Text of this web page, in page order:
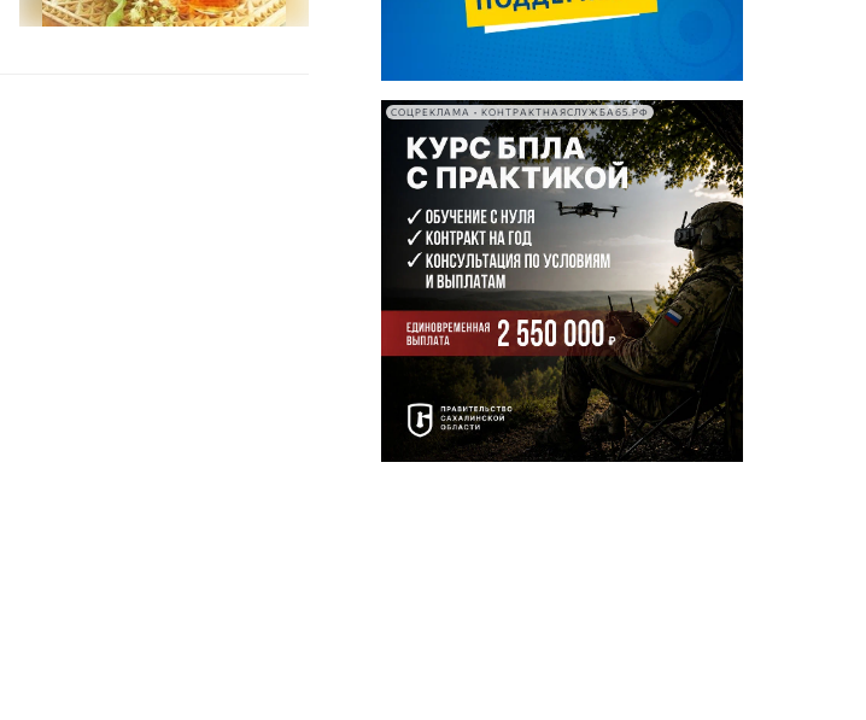
СОЦРЕКЛАМА • КОНТРАКТНАЯСЛУЖБА65.РФ